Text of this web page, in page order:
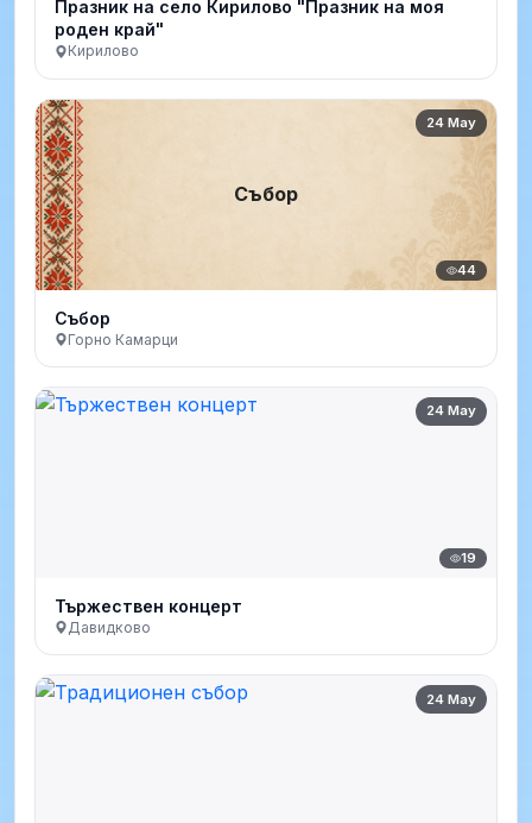
Празник на село Кирилово "Празник на моя
роден край"
Кирилово
Събор
24 May
44
Събор
Горно Камарци
24 May
19
Тържествен концерт
Давидково
24 May